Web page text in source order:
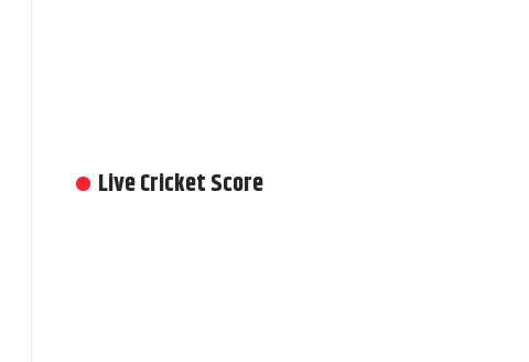
Live Cricket Score